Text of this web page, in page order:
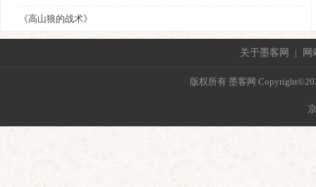
《高山狼的战术》
关于墨客网 | 网
版权所有 墨客网